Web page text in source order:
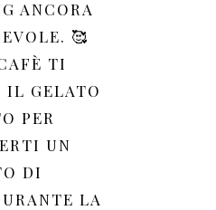
ANCORA
🥰
TI
IL GELATO
PER
UN
DI
LA